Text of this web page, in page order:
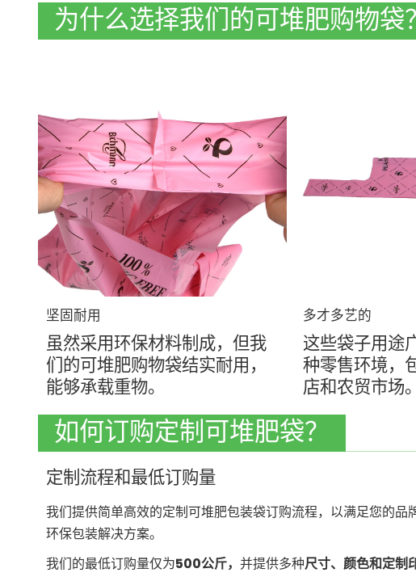
为什么选择我们的可堆肥购物袋？
坚固耐用
虽然采用环保材料制成，但我
们的可堆肥购物袋结实耐用，
能够承载重物。
多才多艺的
这些袋子用途
种零售环境，
店和农贸市场。
如何订购定制可堆肥袋？
定制流程和最低订购量
我们提供简单高效的定制可堆肥包装袋订购流程，以满足您的
环保包装解决方案。
我们的最低订购量仅为500公斤， 并提供多种尺寸、颜色和定制